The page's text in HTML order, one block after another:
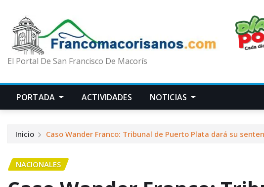
El Portal De San Francisco De Macorís
PORTADA ACTIVIDADES NOTICIAS
Inicio Caso Wander Franco: Tribunal de Puerto Plata dará su
NACIONALES